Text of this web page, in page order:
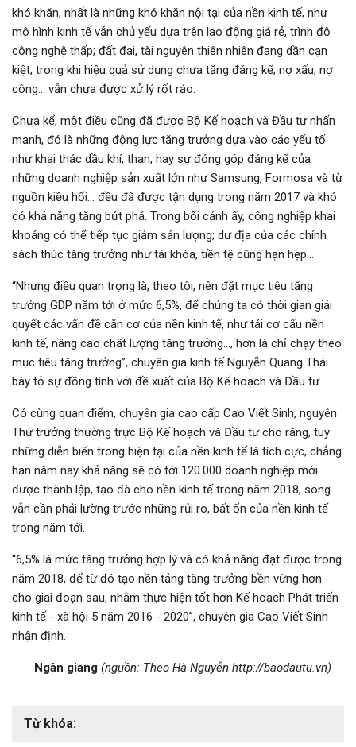
khó khăn, nhất là những khó khăn nội tại của nền kinh tế, như
mô hình kinh tế vẫn chủ yếu dựa trên lao động giá rẻ, trình độ
công nghệ thấp; đất đai, tài nguyên thiên nhiên đang dần cạn
kiệt, trong khi hiệu quả sử dụng chưa tăng đáng kể; nợ xấu, nợ
công… vẫn chưa được xử lý rốt ráo.
Chưa kể, một điều cũng đã được Bộ Kế hoạch và Đầu tư nhấn
mạnh, đó là những động lực tăng trưởng dựa vào các yếu tố
như khai thác dầu khí, than, hay sự đóng góp đáng kể của
những doanh nghiệp sản xuất lớn như Samsung, Formosa và từ
nguồn kiều hối… đều đã được tận dụng trong năm 2017 và khó
có khả năng tăng bứt phá. Trong bối cảnh ấy, công nghiệp khai
khoáng có thể tiếp tục giảm sản lượng; dư địa của các chính
sách thúc tăng trưởng như tài khóa, tiền tệ cũng hạn hẹp…
“Nhưng điều quan trọng là, theo tôi, nên đặt mục tiêu tăng
trưởng GDP năm tới ở mức 6,5%, để chúng ta có thời gian giải
quyết các vấn đề căn cơ của nền kinh tế, như tái cơ cấu nền
kinh tế, nâng cao chất lượng tăng trưởng…, hơn là chỉ chạy theo
mục tiêu tăng trưởng”, chuyên gia kinh tế Nguyễn Quang Thái
bày tỏ sự đồng tình với đề xuất của Bộ Kế hoạch và Đầu tư.
Có cùng quan điểm, chuyên gia cao cấp Cao Viết Sinh, nguyên
Thứ trưởng thường trực Bộ Kế hoạch và Đầu tư cho rằng, tuy
những diễn biến trong hiện tại của nền kinh tế là tích cực, chẳng
hạn năm nay khả năng sẽ có tới 120.000 doanh nghiệp mới
được thành lập, tạo đà cho nền kinh tế trong năm 2018, song
vẫn cần phải lường trước những rủi ro, bất ổn của nền kinh tế
trong năm tới.
“6,5% là mức tăng trưởng hợp lý và có khả năng đạt được trong
năm 2018, để từ đó tạo nền tảng tăng trưởng bền vững hơn
cho giai đoạn sau, nhằm thực hiện tốt hơn Kế hoạch Phát triển
kinh tế - xã hội 5 năm 2016 - 2020”, chuyên gia Cao Viết Sinh
nhận định.
Ngân giang (nguồn: Theo Hà Nguyễn http://baodautu.vn)
Từ khóa: